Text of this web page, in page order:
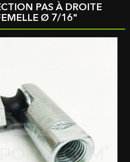
PAS À DROITE
Ø 7/16"